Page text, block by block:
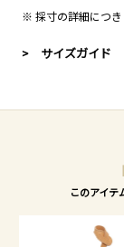
※ 採寸の詳細につき
> サイズガイド
このアイテ